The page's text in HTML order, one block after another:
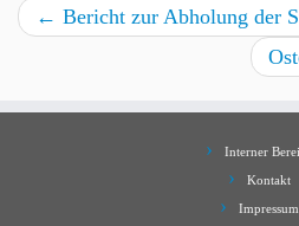
← Bericht zur Abholung der
Interner
Kontakt
Impressum